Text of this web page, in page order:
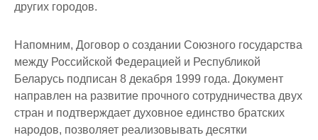
других городов.
Напомним, Договор о создании Союзного государства
между Российской Федерацией и Республикой
Беларусь подписан 8 декабря 1999 года. Документ
направлен на развитие прочного сотрудничества двух
стран и подтверждает духовное единство братских
народов, позволяет реализовывать десятки